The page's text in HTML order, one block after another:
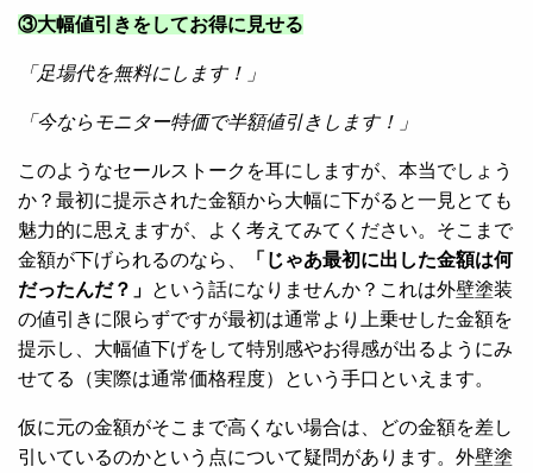
③大幅値引きをしてお得に見せる
「足場代を無料にします！」
「今ならモニター特価で半額値引きします！」
このようなセールストークを耳にしますが、本当でしょう
か？最初に提示された金額から大幅に下がると一見とても
魅力的に思えますが、よく考えてみてください。そこまで
金額が下げられるのなら、
「じゃあ最初に出した金額は何
だったんだ？」 という話になりませんか？これは外壁塗装
の値引きに限らずですが最初は通常より上乗せした金額を
提示し、大幅値下げをして特別感やお得感が出るようにみ
せてる（実際は通常価格程度）という手口といえます。
仮に元の金額がそこまで高くない場合は、どの金額を差し
引いているのかという点について疑問があります。外壁塗